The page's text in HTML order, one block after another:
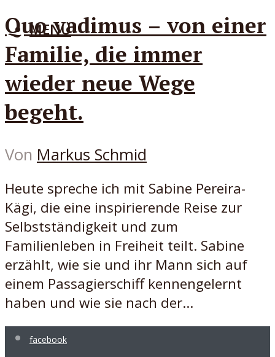
MENÜ
Quo vadimus – von einer
Familie, die immer
wieder neue Wege
begeht.
Von Markus Schmid
Heute spreche ich mit Sabine Pereira-
Kägi, die eine inspirierende Reise zur
Selbstständigkeit und zum
Familienleben in Freiheit teilt. Sabine
erzählt, wie sie und ihr Mann sich auf
einem Passagierschiff kennengelernt
haben und wie sie nach der...
facebook